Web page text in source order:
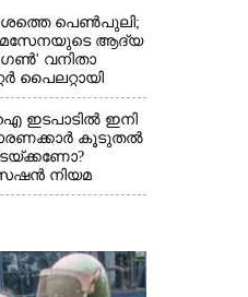
പെൺപുലി;
ആദ്യ
ഗൺ' വനിതാ
പൈലറ്റായി
ഇടപാടിൽ ഇനി
കൂടുതൽ
നിയമ
വ്യക്തമാക്കി